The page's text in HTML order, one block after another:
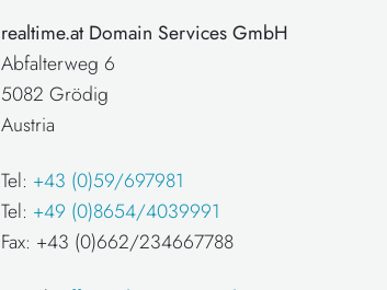
realtime.at Domain Services GmbH
Abfalterweg 6
5082 Grödig
Austria
Tel: +43 (0)59/697981
Tel: +49 (0)8654/4039991
Fax: +43 (0)662/234667788